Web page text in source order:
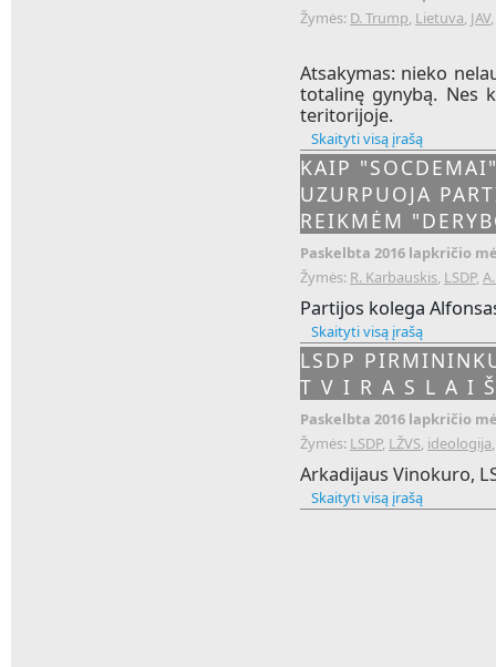
Žymės: D. Trump, Lietuva, JAV,
Atsakymas: nieko
totalinę gynybą. Nes
teritorijoje.
Skaityti visą įrašą
KAIP
UZURPUOJA
REIKMĖM
Paskelbta 2016 lapkričio
Žymės: R. Karbauskis, LSDP,
Partijos kolega
Skaityti visą įrašą
LSDP
T V I R A S L A I
Paskelbta 2016 lapkričio
Žymės: LSDP, LŽVS, ideologija
Arkadijaus Vinokuro,
Skaityti visą įrašą